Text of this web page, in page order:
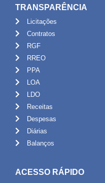
TRANSPARÊNCIA
Licitações
Contratos
RGF
RREO
PPA
LOA
LDO
Receitas
Despesas
Diárias
Balanços
ACESSO RÁPIDO